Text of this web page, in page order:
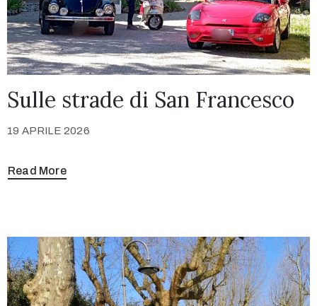
Motori
Press
Notizie
eventi
Contatti
Sulle strade di San Francesco
19 APRILE 2026
Read More